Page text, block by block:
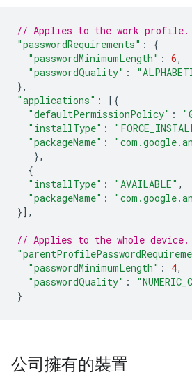
// Applies to the work profile.
"passwordRequirements" :
{
"passwordMinimumLength" : 6,
"passwordQuality" :
},
"applications" :
[{
"defaultPermissionPolicy" :
"installType" :
"packageName" :
},
{
"installType" : "AVAILABLE" ,
"packageName" :
}],
// Applies to the whole device.
"passwordMinimumLength" : 4,
"passwordQuality" :
}
公司擁有的裝置